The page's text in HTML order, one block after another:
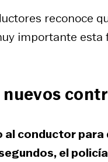
reconoce
importante
nuevos
conductor
el